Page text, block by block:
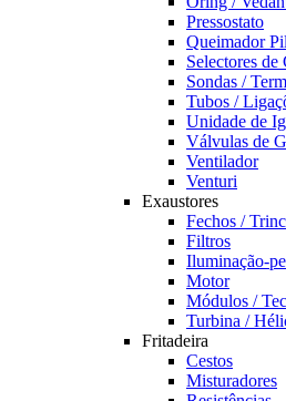
Pressostato
Queimador
Selectores de
Sondas /
Tubos /
Unidade de
Válvulas de
Ventilador
Venturi
Exaustores
Fechos /
Filtros
Iluminação-
Motor
Módulos /
Turbina /
Fritadeira
Cestos
Misturadores